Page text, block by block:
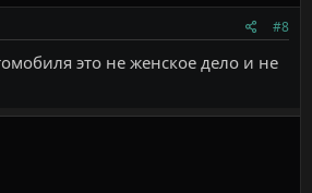
#8
это не женское дело и не